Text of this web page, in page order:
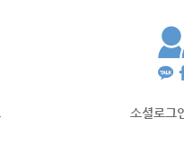
소셜로그